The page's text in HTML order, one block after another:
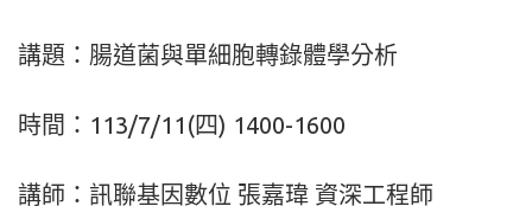
講題：腸道菌與單細胞轉錄體學分析
時間：113/7/11(四) 1400-1600
講師：訊聯基因數位 張嘉瑋 資深工程師